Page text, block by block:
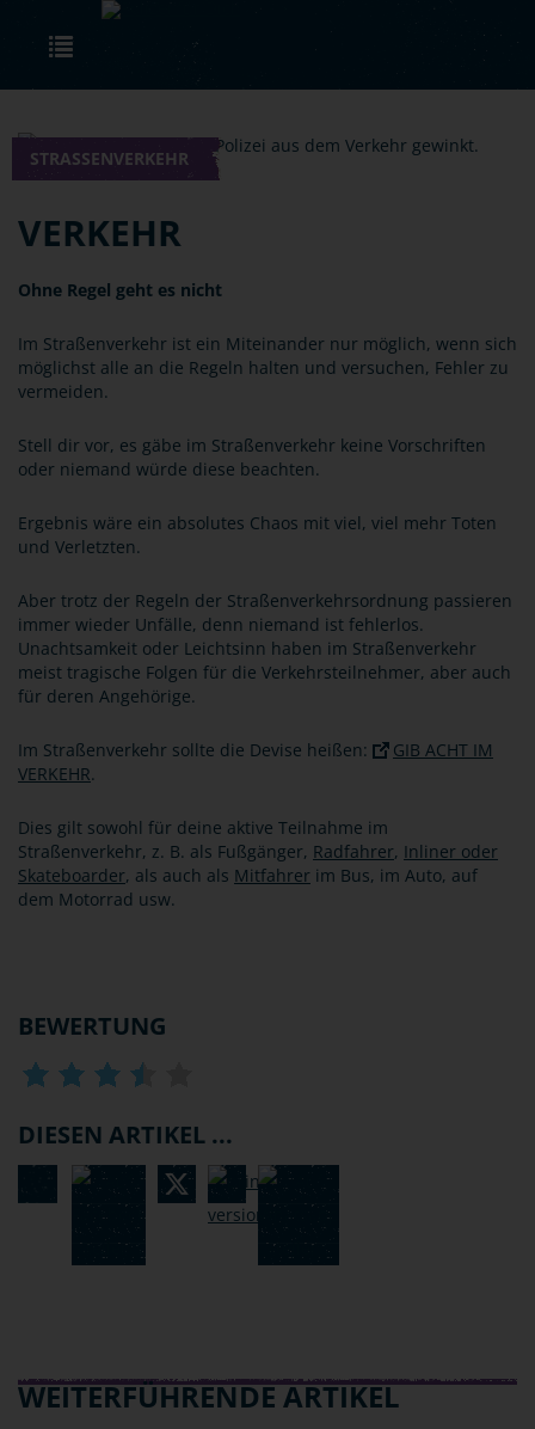
Skip to main content
STRASSENVERKEHR
VERKEHR
Ohne Regel geht es nicht
Im Straßenverkehr ist ein Miteinander nur möglich, wenn sich
möglichst alle an die Regeln halten und versuchen, Fehler zu
vermeiden.
Stell dir vor, es gäbe im Straßenverkehr keine Vorschriften
oder niemand würde diese beachten.
Ergebnis wäre ein absolutes Chaos mit viel, viel mehr Toten
und Verletzten.
Aber trotz der Regeln der Straßenverkehrsordnung passieren
immer wieder Unfälle, denn niemand ist fehlerlos.
Unachtsamkeit oder Leichtsinn haben im Straßenverkehr
meist tragische Folgen für die Verkehrsteilnehmer, aber auch
für deren Angehörige.
Im Straßenverkehr sollte die Devise heißen:
GIB ACHT IM
VERKEHR.
Dies gilt sowohl für deine aktive Teilnahme im
Straßenverkehr, z. B. als Fußgänger, Radfahrer, Inliner oder
Skateboarder, als auch als Mitfahrer im Bus, im Auto, auf
dem Motorrad usw.
BEWERTUNG
DIESEN ARTIKEL ...
WEITERFÜHRENDE ARTIKEL